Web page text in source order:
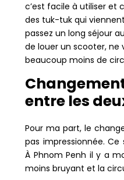
c’est facile à utiliser et
des tuk-tuk qui
passez un long séjour
de louer un scooter, ne
beaucoup moins de
entre les
Pour ma part, le
pas impressionnée.
À Phnom Penh il y a
moins bruyant et la